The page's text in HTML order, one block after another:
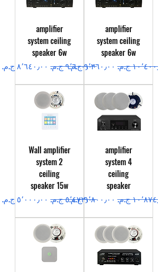
amplifier
system ceiling
speaker 6w
عادي
سعر البيع
amplifier
system ceiling
speaker 6w
سعر عادي
سعر البيع
amplifier
system 4
ceiling
speaker
عادي
سعر البيع
Wall amplifier
system 2
ceiling
speaker 15w
سعر عادي
سعر البيع